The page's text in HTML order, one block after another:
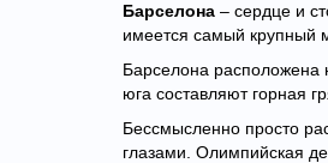
Барселона – сердце и
имеется самый крупный
Барселона расположена
юга составляют горная
Бессмысленно просто
глазами. Олимпийская